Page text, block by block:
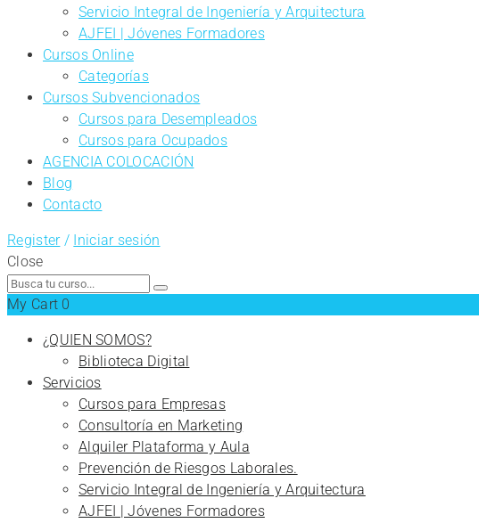
Servicio Integral de Ingeniería y Arquitectura
AJFEI | Jóvenes Formadores
Cursos Online
Categorías
Cursos Subvencionados
Cursos para Desempleados
Cursos para Ocupados
AGENCIA COLOCACIÓN
Blog
Contacto
Register/ Iniciar sesión
Close
Search
for:
My Cart 0
¿QUIEN SOMOS?
Biblioteca Digital
Servicios
Cursos para Empresas
Consultoría en Marketing
Alquiler Plataforma y Aula
Prevención de Riesgos Laborales.
Servicio Integral de Ingeniería y Arquitectura
AJFEI | Jóvenes Formadores